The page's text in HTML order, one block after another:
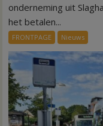
onderneming uit
het betalen...
FRONTPAGE Nieuws